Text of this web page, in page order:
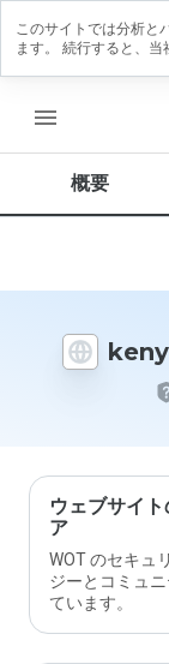
menu
概要
ウェブサイ
ア
WOT のセキュ
ジーとコミュ
ています。
ューを
この
イト
価し
ます
か？
このサイトでは分析と
ます。 続行すると、当